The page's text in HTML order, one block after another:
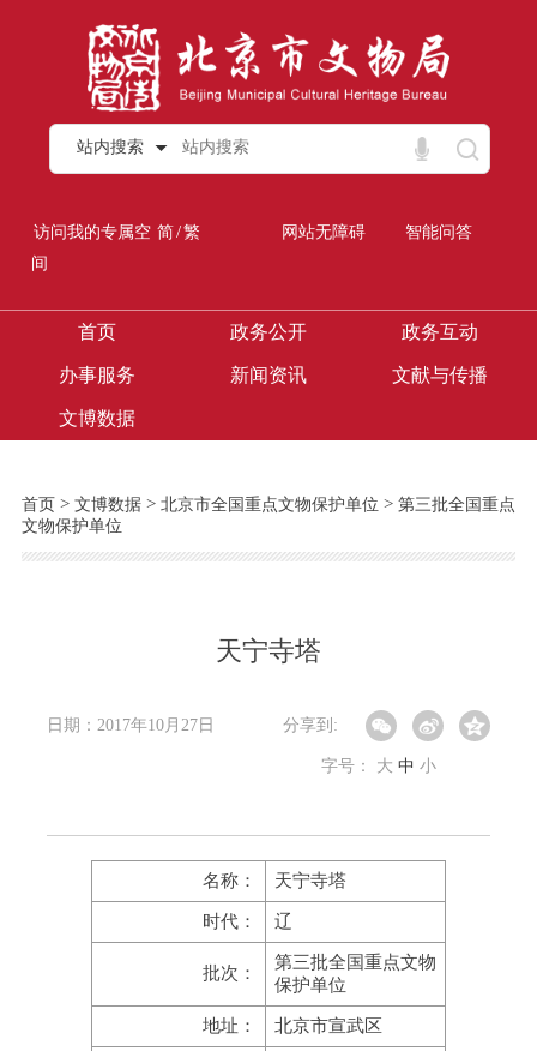
站内搜索
访问我的专属空
间
简/繁 网站无障碍 智能问答
首页 政务公开 政务互动
办事服务 新闻资讯 文献与传播
文博数据
首页> 文博数据> 北京市全国重点文物保护单位 > 第三批全国重点
文物保护单位
天宁寺塔
日期：2017年10月27日 分享到:
字号： 大 中 小
名称： 天宁寺塔
时代： 辽
批次：
第三批全国重点文物
保护单位
地址： 北京市宣武区